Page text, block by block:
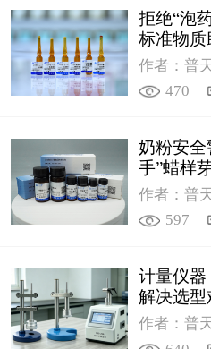
拒绝“泡
标准物质
作者：普
470
奶粉安全
手”蜡样
作者：普
597
计量仪器
解决选型
作者：普